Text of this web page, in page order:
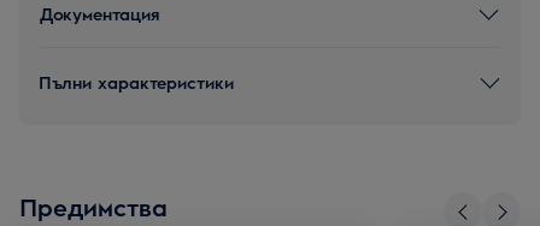
Документация
Пълни характеристики
Предимства